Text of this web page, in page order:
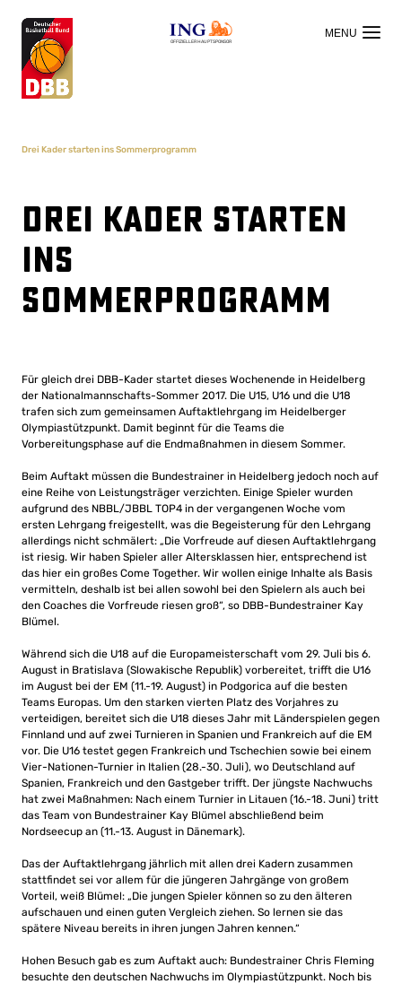
OFFIZIELLER HAUPTSPONSOR
Drei Kader starten ins Sommerprogramm
Drei Kader starten
ins
Sommerprogramm
Für gleich drei DBB-Kader startet dieses Wochenende in Heidelberg
der Nationalmannschafts-Sommer 2017. Die U15, U16 und die U18
trafen sich zum gemeinsamen Auftaktlehrgang im Heidelberger
Olympiastützpunkt. Damit beginnt für die Teams die
Vorbereitungsphase auf die Endmaßnahmen in diesem Sommer.
Beim Auftakt müssen die Bundestrainer in Heidelberg jedoch noch auf
eine Reihe von Leistungsträger verzichten. Einige Spieler wurden
aufgrund des NBBL/JBBL TOP4 in der vergangenen Woche vom
ersten Lehrgang freigestellt, was die Begeisterung für den Lehrgang
allerdings nicht schmälert: „Die Vorfreude auf diesen Auftaktlehrgang
ist riesig. Wir haben Spieler aller Altersklassen hier, entsprechend ist
das hier ein großes Come Together. Wir wollen einige Inhalte als Basis
vermitteln, deshalb ist bei allen sowohl bei den Spielern als auch bei
den Coaches die Vorfreude riesen groß“, so DBB-Bundestrainer Kay
Blümel.
Während sich die U18 auf die Europameisterschaft vom 29. Juli bis 6.
August in Bratislava (Slowakische Republik) vorbereitet, trifft die U16
im August bei der EM (11.-19. August) in Podgorica auf die besten
Teams Europas. Um den starken vierten Platz des Vorjahres zu
verteidigen, bereitet sich die U18 dieses Jahr mit Länderspielen gegen
Finnland und auf zwei Turnieren in Spanien und Frankreich auf die EM
vor. Die U16 testet gegen Frankreich und Tschechien sowie bei einem
Vier-Nationen-Turnier in Italien (28.-30. Juli), wo Deutschland auf
Spanien, Frankreich und den Gastgeber trifft. Der jüngste Nachwuchs
hat zwei Maßnahmen: Nach einem Turnier in Litauen (16.-18. Juni) tritt
das Team von Bundestrainer Kay Blümel abschließend beim
Nordseecup an (11.-13. August in Dänemark).
Das der Auftaktlehrgang jährlich mit allen drei Kadern zusammen
stattfindet sei vor allem für die jüngeren Jahrgänge von großem
Vorteil, weiß Blümel: „Die jungen Spieler können so zu den älteren
aufschauen und einen guten Vergleich ziehen. So lernen sie das
spätere Niveau bereits in ihren jungen Jahren kennen.“
Hohen Besuch gab es zum Auftakt auch: Bundestrainer Chris Fleming
besuchte den deutschen Nachwuchs im Olympiastützpunkt. Noch bis